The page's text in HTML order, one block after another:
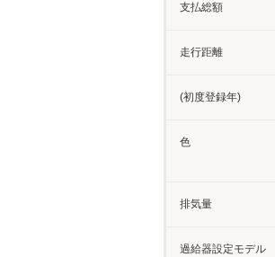
支払総額
走行距離
(初度登録年)
色
排気量
過給器設定モデル